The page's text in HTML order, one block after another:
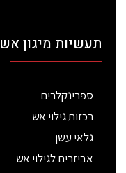
תעשיות מיגון אש
ספרינקלרים
רכזות גילוי אש
גלאי עשן
אביזרים לגילוי אש